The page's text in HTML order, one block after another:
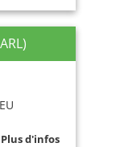
Plus d'infos